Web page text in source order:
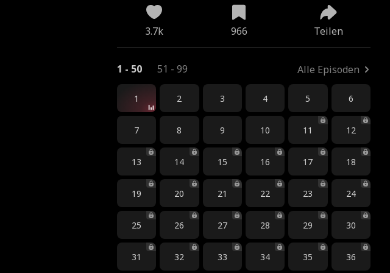
3.7k 966 Teilen
1 - 50 51 - 99 Alle Episoden
1 2 3 4 5 6
7 8 9 10 11 12
13 14 15 16 17 18
19 20 21 22 23 24
25 26 27 28 29 30
31 32 33 34 35 36